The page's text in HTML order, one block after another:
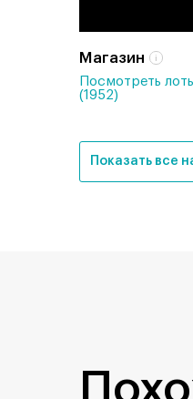
Магазин
Посмотреть
(1952)
Показать все